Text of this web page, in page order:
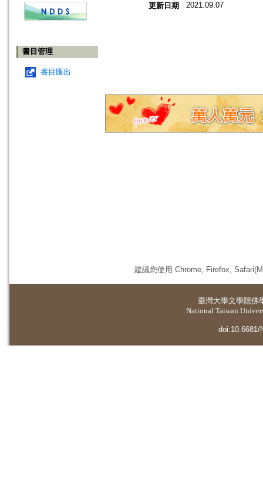
書目管理
書目匯出
更新日期 2021.09.07
建議您使用 Chrome, Firefox,
臺灣大學文學院佛
National Taiwan
doi:10.6681/